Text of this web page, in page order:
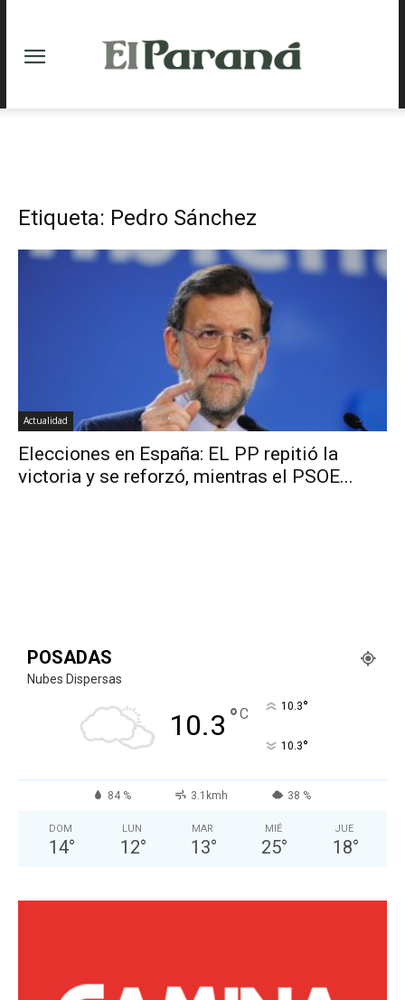
Etiqueta: Pedro Sánchez
Actualidad
Elecciones en España: EL PP repitió la
victoria y se reforzó, mientras el PSOE...
POSADAS
Nubes Dispersas
10.3 °C 10.3°
10.3°
84 % 3.1kmh 38 %
DOM
14°
LUN
12°
MAR
13°
MIÉ
25°
JUE
18°